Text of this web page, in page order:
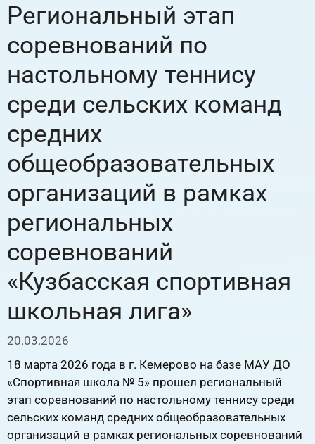
Региональный этап
соревнований по
настольному теннису
среди сельских команд
средних
общеобразовательных
организаций в рамках
региональных
соревнований
«Кузбасская спортивная
школьная лига»
20.03.2026
18 марта 2026 года в г. Кемерово на базе МАУ ДО
«Спортивная школа № 5» прошел региональный
этап соревнований по настольному теннису среди
сельских команд средних общеобразовательных
организаций в рамках региональных соревнований